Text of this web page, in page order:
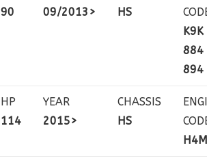
90
09/2013>
HS
K9K
884
894
HP
114
YEAR
2015>
CHASSIS
HS
H4M